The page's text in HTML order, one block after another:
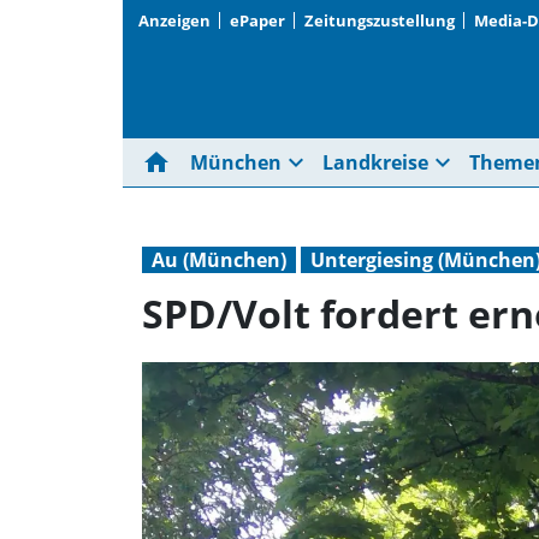
Anzeigen ePaper Zeitungszustellung Media-
home München expand_more Landkreise expand_more
Au (München) Untergiesing
SPD/Volt fordert